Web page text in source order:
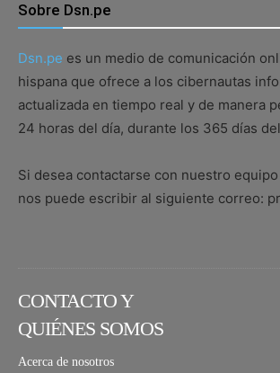
Sobre Dsn.pe
Dsn.pe es un medio de comunicación
hispana que ofrece a los cibernautas
actualizada en tiempo real y de manera
24 horas del día, durante los 365 días
Si desea contactarse con nuestro
nos puede escribir al siguiente correo:
CONTACTO Y
QUIÉNES SOMOS
Acerca de nosotros